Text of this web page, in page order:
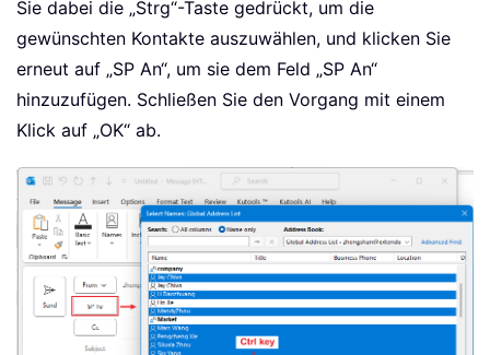
Sie dabei die „Strg“-Taste gedrückt, um die
gewünschten Kontakte auszuwählen, und klicken Sie
erneut auf „SP An“, um sie dem Feld „SP An“
hinzuzufügen. Schließen Sie den Vorgang mit einem
Klick auf „OK“ ab.